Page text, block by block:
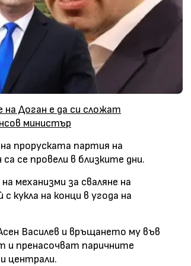
Доган е да си сложат
министър
проруската партия на
се провели в близките дни.
механизми за сваляне на
кукла на конци в угода на
Василев и връщането му във
и пренасочват паричните
централи.